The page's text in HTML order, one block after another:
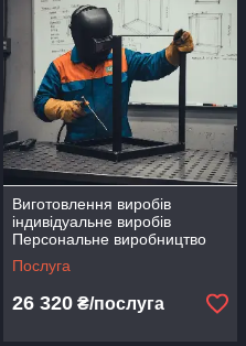
Виготовлення виробів
індивідуальне виробів
Персональне виробництво
уонструкцій ВВ-00
Послуга
26 320 ₴/послуга